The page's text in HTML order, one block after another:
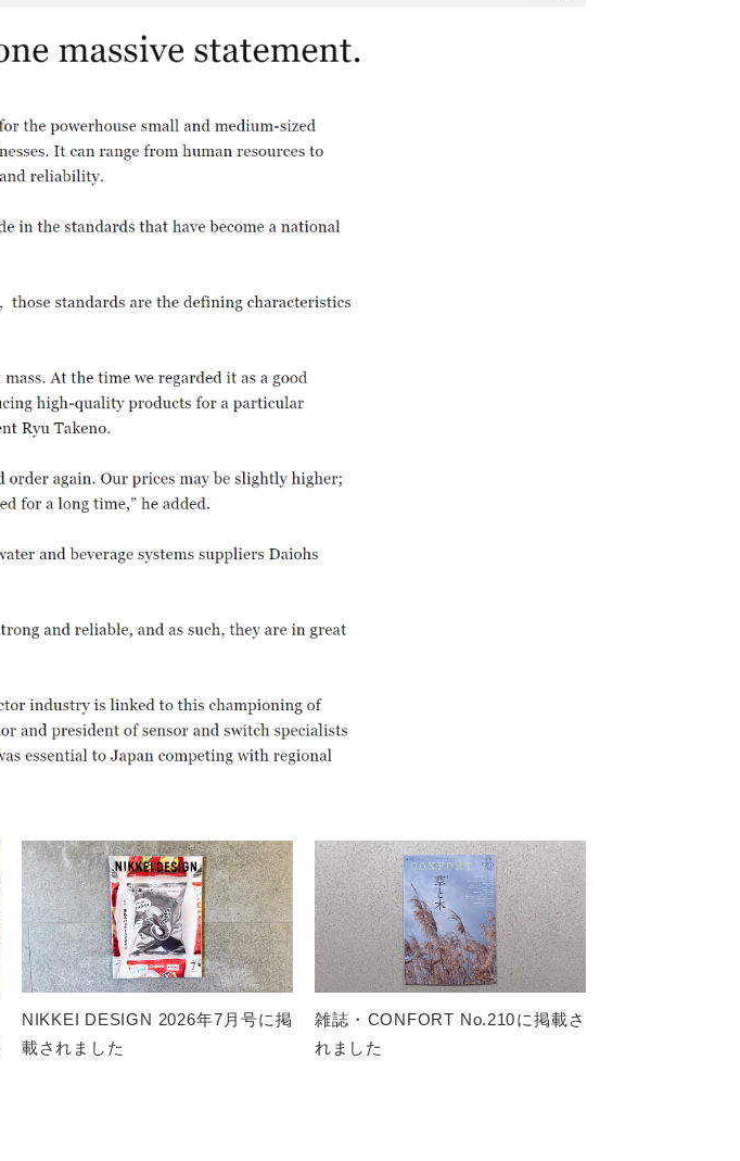
NIKKEI DESIGN 2026年7月号に掲
載されました
雑誌・CONFORT No.210に掲載さ
れました